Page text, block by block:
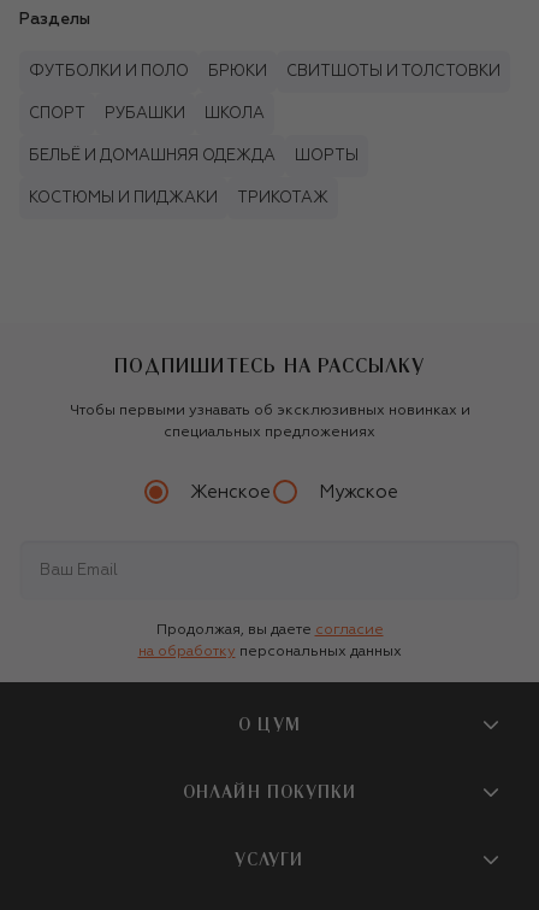
Разделы
ФУТБОЛКИ И ПОЛО БРЮКИ СВИТШОТЫ И ТОЛСТОВКИ
СПОРТ РУБАШКИ ШКОЛА
БЕЛЬЁ И ДОМАШНЯЯ ОДЕЖДА ШОРТЫ
КОСТЮМЫ И ПИДЖАКИ ТРИКОТАЖ
ПОДПИШИТЕСЬ НА РАССЫЛКУ
Чтобы первыми узнавать об эксклюзивных новинках и
специальных предложениях
Женское Мужское
Продолжая, вы даете согласие
на обработку персональных данных
О ЦУМ
О магазине
Бутики и ПВЗ ЦУМ
ОНЛАЙН ПОКУПКИ
УСЛУГИ